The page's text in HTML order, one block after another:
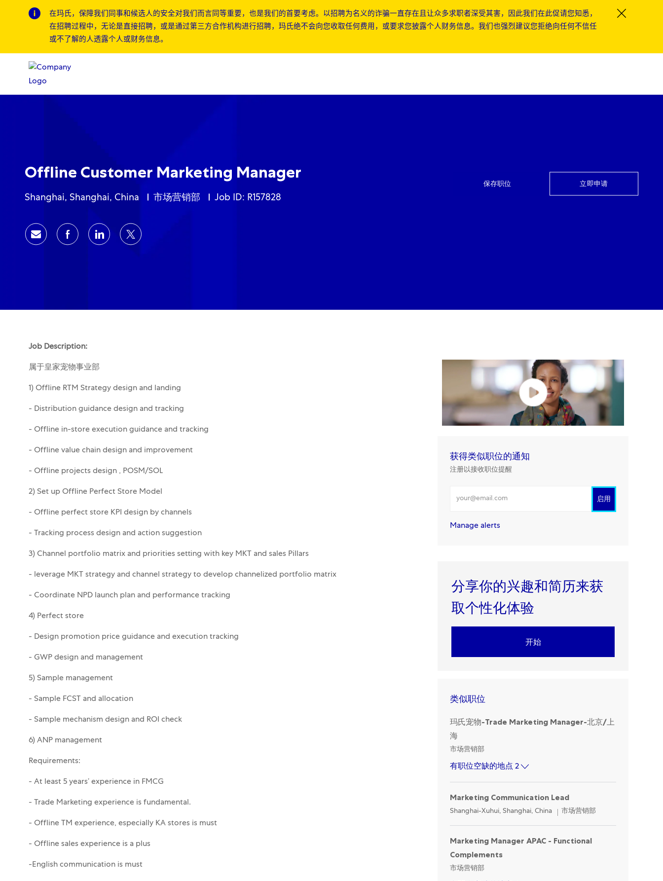
在玛氏，保障我们同事和候选人的安全对我们而言同等重要，也是我们的首要考虑。以招聘为名义的诈骗一直存在且让众多求职者深受其害，因此我们在此促请您知悉，
在招聘过程中，无论是直接招聘，或是通过第三方合作机构进行招聘，玛氏绝不会向您收取任何费用，或要求您披露个人财务信息。我们也强烈建议您拒绝向任何不信任
或不了解的人透露个人或财务信息。
Offline Customer Marketing Manager
Location
Shanghai, Shanghai, China Category
市场营销部 Job ID: R157828
保存职位 立即申请
通过电子邮件分享
通过Facebook分享
通过领英分享通过推特分享
Job Description:
属于皇家宠物事业部
1) Offline RTM Strategy design and landing
- Distribution guidance design and tracking
- Offline in-store execution guidance and tracking
- Offline value chain design and improvement
- Offline projects design , POSM/SOL
2) Set up Offline Perfect Store Model
- Offline perfect store KPI design by channels
- Tracking process design and action suggestion
3) Channel portfolio matrix and priorities setting with key MKT and sales Pillars
- leverage MKT strategy and channel strategy to develop channelized portfolio matrix
- Coordinate NPD launch plan and performance tracking
4) Perfect store
- Design promotion price guidance and execution tracking
- GWP design and management
5) Sample management
- Sample FCST and allocation
- Sample mechanism design and ROI check
6) ANP management
Requirements:
- At least 5 years’ experience in FMCG
- Trade Marketing experience is fundamental.
- Offline TM experience, especially KA stores is must
- Offline sales experience is a plus
-English communication is must
获得类似职位的通知
注册以接收职位提醒
启用
Manage alerts
分享你的兴趣和简历来获
取个性化体验​​​​​​​
开始
类似职位
玛氏宠物-Trade Marketing Manager-北京/上
海
Category
市场营销部
有职位空缺的地点 2
Marketing Communication Lead
Location
Shanghai-Xuhui, Shanghai, China Category
市场营销部
Marketing Manager APAC - Functional
Complements
Category
市场营销部